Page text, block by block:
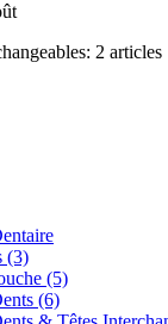
2 articles
(3)
(5)
(6)